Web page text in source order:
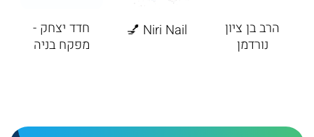
הרב בן ציון
נורדמן
Niri Nail 💅
חדד יצחק -
מפקח בניה